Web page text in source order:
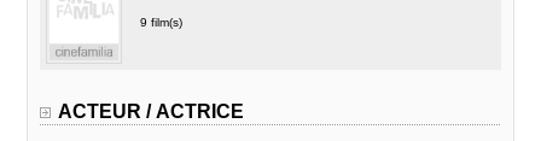
9 film(s)
ACTEUR / ACTRICE